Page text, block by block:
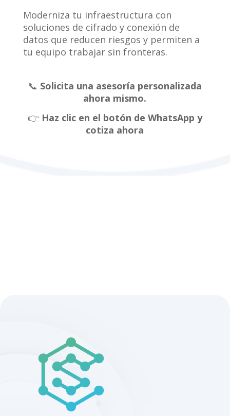
Moderniza tu infraestructura con
soluciones de cifrado y conexión de
datos que reducen riesgos y permiten a
tu equipo trabajar sin fronteras.
📞 Solicita una asesoría personalizada
ahora mismo.
👉 Haz clic en el botón de WhatsApp y
cotiza ahora